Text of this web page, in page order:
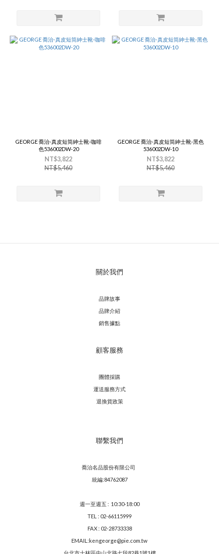
GEORGE 喬治-真皮短筒紳士靴-咖啡
色536002DW-20
NT$3,822
NT$5,460
GEORGE 喬治-真皮短筒紳士靴-黑色
536002DW-10
NT$3,822
NT$5,460
關於我們
品牌故事
品牌介紹
銷售據點
顧客服務
團體採購
運送服務方式
退換貨政策
聯繫我們
喬治名品股份有限公司
統編:84762087
週一至週五 : 10:30-18:00
TEL : 02-66115999
FAX : 02-28733338
EMAIL:kengeorge@pie.com.tw